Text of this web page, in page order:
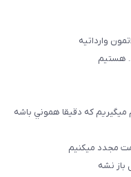
وارداتيه
... هستيم
كه دقيقا هموني باشه
مجدد ميكنيم
باز نشه